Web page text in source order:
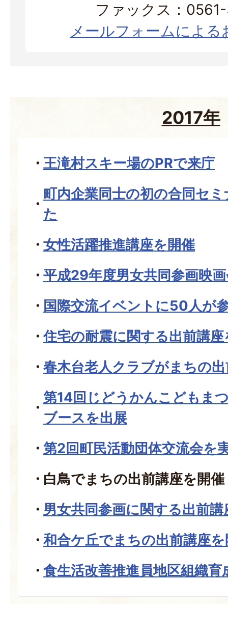
ファックス：
メールフォームによる
2017年
王滝村スキー場のPRで来庁
町内企業同士の初の合同セ
た
女性活躍推進講座を開催
平成29年度男女共同参画映
国際交流イベントに50人が
住宅の耐震に関する出前講座
春木台老人クラブがまちの
第14回じどうかんこどもま
ブースを出展
第2回町民活動団体交流会を
白鳥でまちの出前講座を開催
男女共同参画に関する出前講
和合ケ丘でまちの出前講座
食生活改善推進員地区組織育